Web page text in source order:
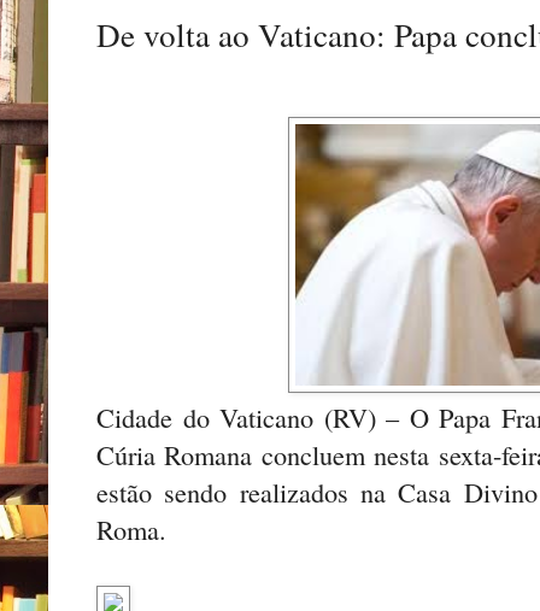
De volta ao Vaticano: Papa
Cidade do Vaticano (RV) – O Papa
Cúria Romana concluem nesta sexta-
estão sendo realizados na Casa
Roma.